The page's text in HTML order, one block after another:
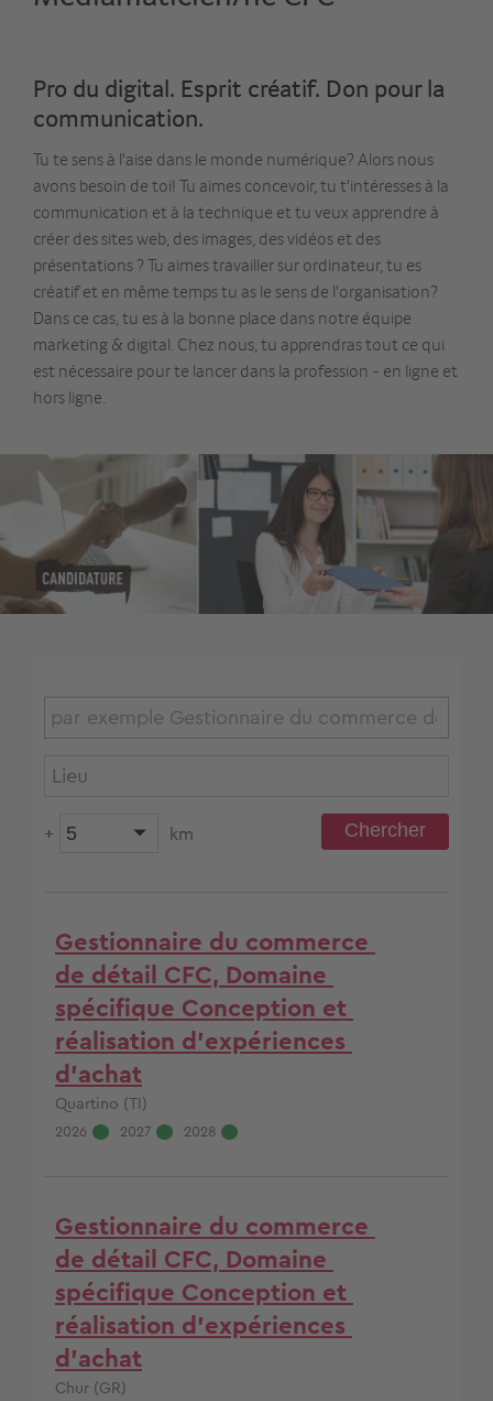
Pro du digital. Esprit créatif. Don pour la
communication.
Tu te sens à l'aise dans le monde numérique? Alors nous
avons besoin de toi! Tu aimes concevoir, tu t'intéresses à la
communication et à la technique et tu veux apprendre à
créer des sites web, des images, des vidéos et des
présentations ? Tu aimes travailler sur ordinateur, tu es
créatif et en même temps tu as le sens de l'organisation?
Dans ce cas, tu es à la bonne place dans notre équipe
marketing & digital. Chez nous, tu apprendras tout ce qui
est nécessaire pour te lancer dans la profession - en ligne et
hors ligne.